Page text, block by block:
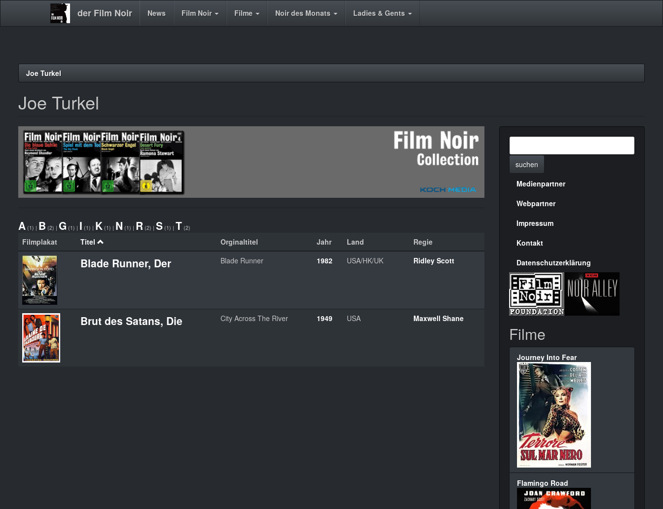
der Film Noir
Main News Film Noir Filme Noir des Monats Ladies & Gents
Joe Turkel
Joe Turkel
A (1) | B (2) | G (1) | I (1) | K (1) | N (1) | R (2) | S (1) | T (2)
Filmplakat Titel Orginaltitel Jahr Land Regie
Blade Runner, Der Blade Runner 1982 USA/HK/UK Ridley Scott
Brut des Satans, Die City Across The River 1949 USA Maxwell Shane
suchen
Menülinks
rechte
Seite
Medienpartner
Webpartner
Impressum
Kontakt
Datenschutzerklärung
Filme
Journey Into Fear
Flamingo Road